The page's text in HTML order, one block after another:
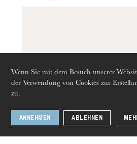
Wenn Sie mit dem Besuch unserer
der Verwendung von Cookies zur
zu.
ANNEHMEN ABLEHNEN